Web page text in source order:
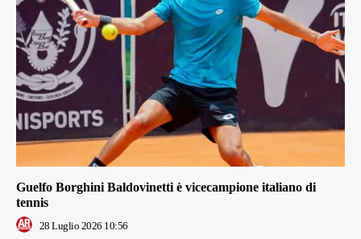
Guelfo Borghini Baldovinetti è vicecampione italiano di
tennis
28 Luglio 2026 10:56